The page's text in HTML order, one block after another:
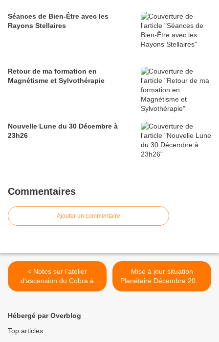
Séances de Bien-Être avec les
Rayons Stellaires
Retour de ma formation en
Magnétisme et Sylvothérapie
Nouvelle Lune du 30 Décembre à
23h26
Commentaires
Ajouter un commentaire
< Notes sur l'atelier
d'ascension du Cobra à
Munich le 25 octobre 2025
Mise à jour situation
Planétaire Décembre 2025
>
Hébergé par Overblog
Top articles